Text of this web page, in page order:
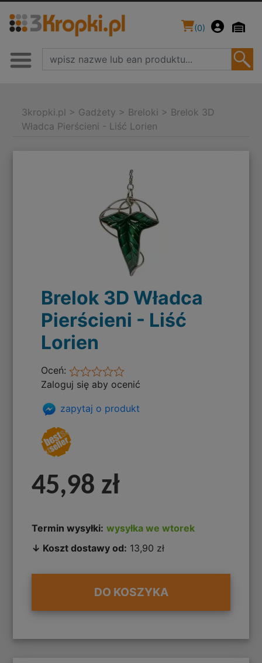
(0)
3kropki.pl > Gadżety > Breloki > Brelok 3D
Władca Pierścieni - Liść Lorien
Brelok 3D Władca
Pierścieni - Liść
Lorien
Oceń:
Zaloguj się aby ocenić
zapytaj o produkt
45,98 zł
Termin wysyłki: wysyłka we wtorek
↓ Koszt dostawy od: 13,90 zł
DO KOSZYKA